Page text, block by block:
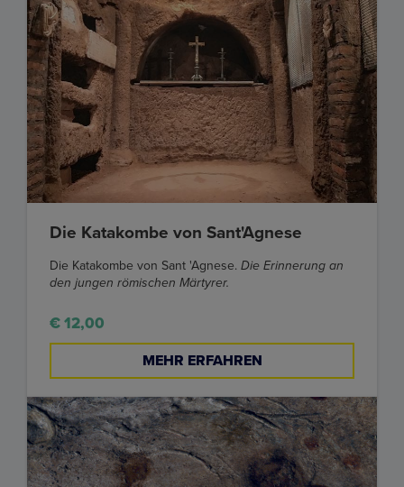
Die Katakombe von Sant'Agnese
Die Katakombe von Sant 'Agnese. Die Erinnerung an
den jungen römischen Märtyrer.
€ 12,00
MEHR ERFAHREN